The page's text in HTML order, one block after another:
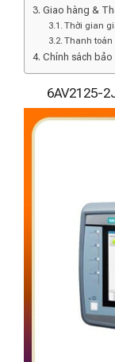
Giao hàng &
Thời gian
Thanh toán
Chính sách bảo
6AV2125-